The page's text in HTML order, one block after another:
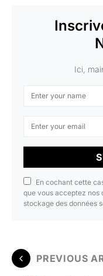
Ici,
En cochant cette
que vous acceptez
stockage des données
PREVIOUS